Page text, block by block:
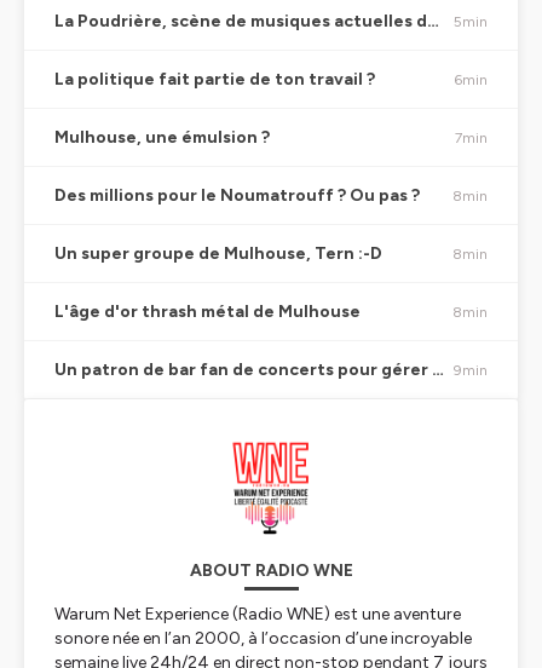
La Poudrière, scène de musiques actuelles de Belfort, ça existe toujours ? 5min
La politique fait partie de ton travail ? 6min
Mulhouse, une émulsion ? 7min
Des millions pour le Noumatrouff ? Ou pas ? 8min
Un super groupe de Mulhouse, Tern :-D 8min
L'âge d'or thrash métal de Mulhouse 8min
Un patron de bar fan de concerts pour gérer le club ud Nouma ? 9min
ABOUT RADIO WNE
Warum Net Experience (Radio WNE) est une aventure
sonore née en l’an 2000, à l’occasion d’une incroyable
semaine live 24h/24 en direct non-stop pendant 7 jours